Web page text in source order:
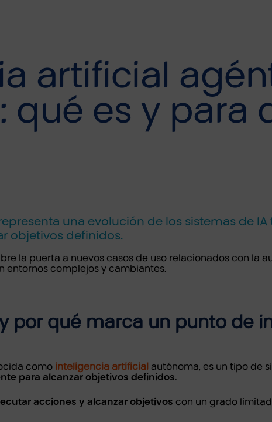
artificial
qué es y para
una evolución de los sistemas de
objetivos definidos.
la puerta a nuevos casos de uso relacionados con la
entornos complejos y cambiantes.
por qué marca un punto de
como inteligencia artificial autónoma, es un tipo de
para alcanzar objetivos definidos.
acciones y alcanzar objetivos con un grado